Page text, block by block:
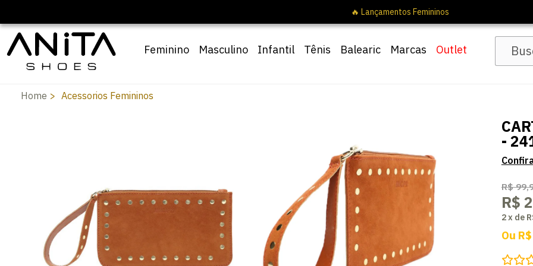
Feminino Masculino Infantil Tênis Balearic Marcas Outlet
Home Acessorios Femininos
-
R$
R$
2x de
Ou